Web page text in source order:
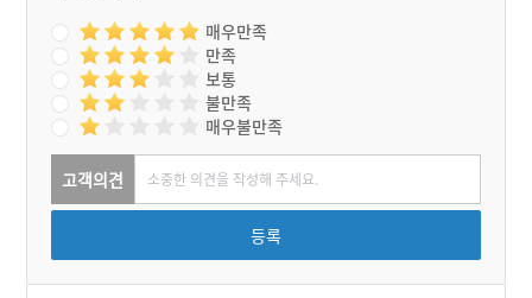
매우만족
만족
보통
불만족
매우불만족
고객의견
등록